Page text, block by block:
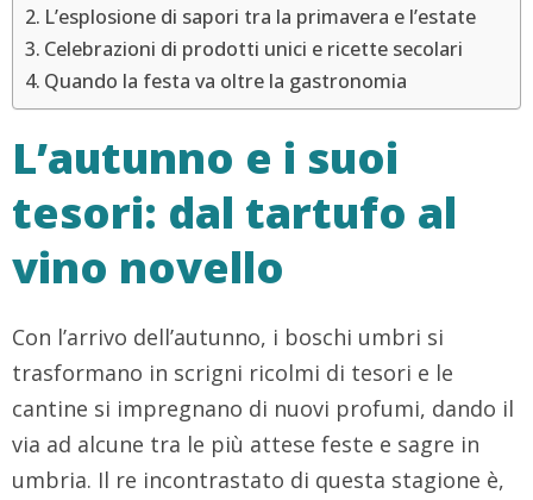
L’esplosione di sapori tra la primavera e l’estate
Celebrazioni di prodotti unici e ricette secolari
Quando la festa va oltre la gastronomia
L’autunno e i suoi
tesori: dal tartufo al
vino novello
Con l’arrivo dell’autunno, i boschi umbri si
trasformano in scrigni ricolmi di tesori e le
cantine si impregnano di nuovi profumi, dando il
via ad alcune tra le più attese feste e sagre in
umbria. Il re incontrastato di questa stagione è,